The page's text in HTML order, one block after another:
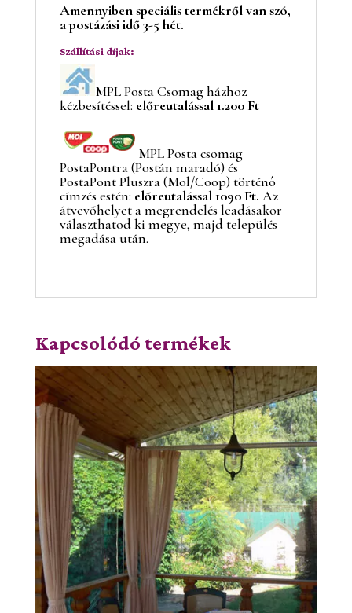
Amennyiben speciális termékről van szó,
a postázási idő 3-5 hét.
Szállítási díjak:
MPL Posta Csomag házhoz
kézbesítéssel: előreutalással 1.200 Ft
MPL Posta csomag
PostaPontra (Postán maradó) és
PostaPont Pluszra (Mol/Coop) történô
címzés estén: előreutalással 1090 Ft. Az
átvevőhelyet a megrendelés leadásakor
választhatod ki megye, majd település
megadása után.
Kapcsolódó termékek